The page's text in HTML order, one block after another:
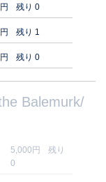
残り 0
残り 1
残り 0
Balemurk/
5,000円
残り
0